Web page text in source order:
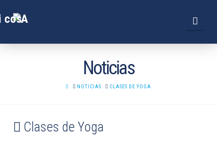
Noticias
HOMENOTICIAS CLASES DE YOGA
Clases de Yoga